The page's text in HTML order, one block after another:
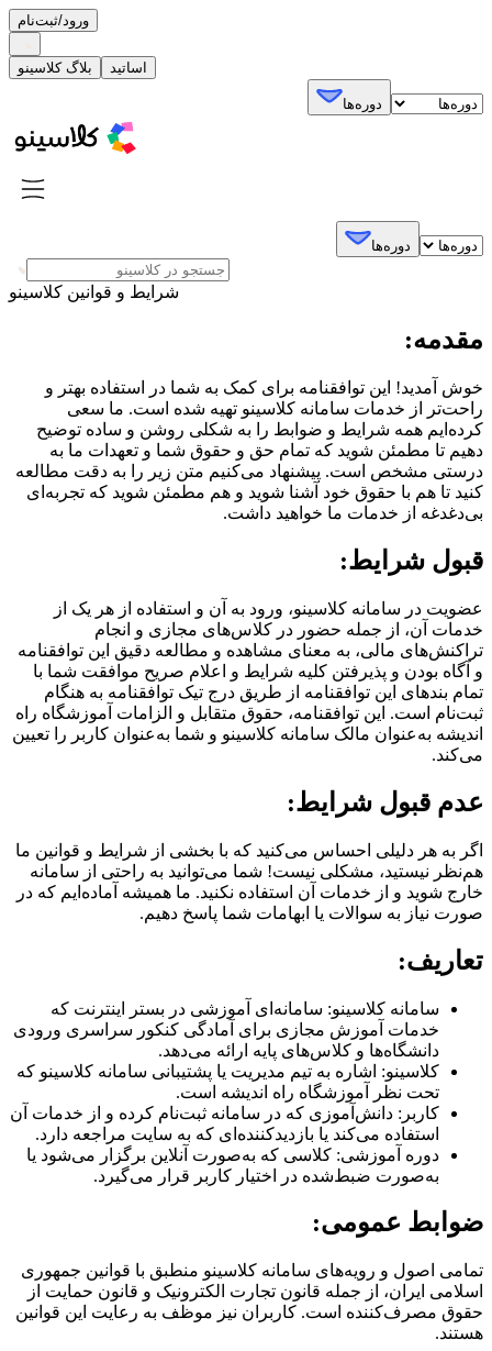
ورود/ثبت‌نام
بلاگ کلاسینو اساتید
دوره‌ها
دوره‌ها
شرایط و قوانین کلاسینو
مقدمه:
خوش آمدید! این توافقنامه برای کمک به شما در استفاده بهتر و
راحت‌تر از خدمات سامانه کلاسینو تهیه شده است. ما سعی
کرده‌ایم همه شرایط و ضوابط را به شکلی روشن و ساده توضیح
دهیم تا مطمئن شوید که تمام حق و حقوق شما و تعهدات ما به
درستی مشخص است. پیشنهاد می‌کنیم متن زیر را به دقت مطالعه
کنید تا هم با حقوق خود آشنا شوید و هم مطمئن شوید که تجربه‌ای
بی‌دغدغه از خدمات ما خواهید داشت.
قبول شرایط:
عضویت در سامانه کلاسینو، ورود به آن و استفاده از هر یک از
خدمات آن، از جمله حضور در کلاس‌های مجازی و انجام
تراکنش‌های مالی، به معنای مشاهده و مطالعه دقیق این توافقنامه
و آگاه بودن و پذیرفتن کلیه شرایط و اعلام صریح موافقت شما با
تمام بندهای این توافقنامه از طریق درج تیک توافقنامه به هنگام
ثبت‌نام است. این توافقنامه، حقوق متقابل و الزامات آموزشگاه راه
اندیشه به‌عنوان مالک سامانه کلاسینو و شما به‌عنوان کاربر را تعیین
می‌کند.
عدم قبول شرایط:
اگر به هر دلیلی احساس می‌کنید که با بخشی از شرایط و قوانین ما
هم‌نظر نیستید، مشکلی نیست! شما می‌توانید به راحتی از سامانه
خارج شوید و از خدمات آن استفاده نکنید. ما همیشه آماده‌ایم که در
صورت نیاز به سوالات یا ابهامات شما پاسخ دهیم.
تعاریف:
سامانه کلاسینو: سامانه‌ای آموزشی در بستر اینترنت که
خدمات آموزش مجازی برای آمادگی کنکور سراسری ورودی
دانشگاه‌ها و کلاس‌های پایه ارائه می‌دهد.
کلاسینو: اشاره به تیم مدیریت یا پشتیبانی سامانه کلاسینو که
تحت نظر آموزشگاه راه اندیشه است.
کاربر: دانش‌آموزی که در سامانه ثبت‌نام کرده و از خدمات آن
استفاده می‌کند یا بازدیدکننده‌ای که به سایت مراجعه دارد.
دوره آموزشی: کلاسی که به‌صورت آنلاین برگزار می‌شود یا
به‌صورت ضبط‌شده در اختیار کاربر قرار می‌گیرد.
ضوابط عمومی:
تمامی اصول و رویه‌های سامانه کلاسینو منطبق با قوانین جمهوری
اسلامی ایران، از جمله قانون تجارت الکترونیک و قانون حمایت از
حقوق مصرف‌کننده است. کاربران نیز موظف به رعایت این قوانین
هستند.